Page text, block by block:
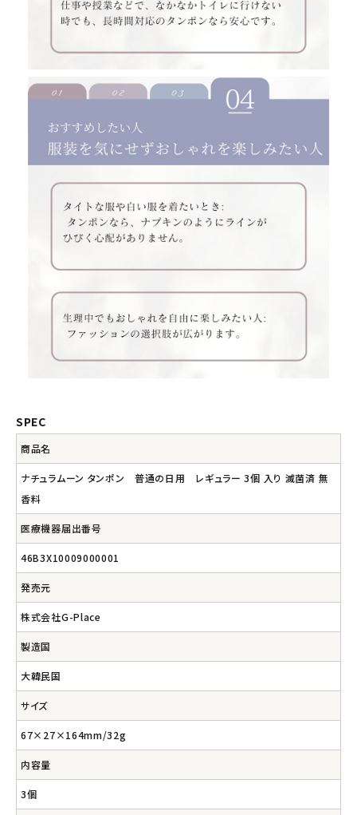
SPEC
商品名
ナチュラムーン タンポン 普通の日用 レギュラー 3個 入り 滅菌済 無
香料
医療機器届出番号
46B3X10009000001
発売元
株式会社G-Place
製造国
大韓民国
サイズ
67×27×164mm/32g
内容量
3個